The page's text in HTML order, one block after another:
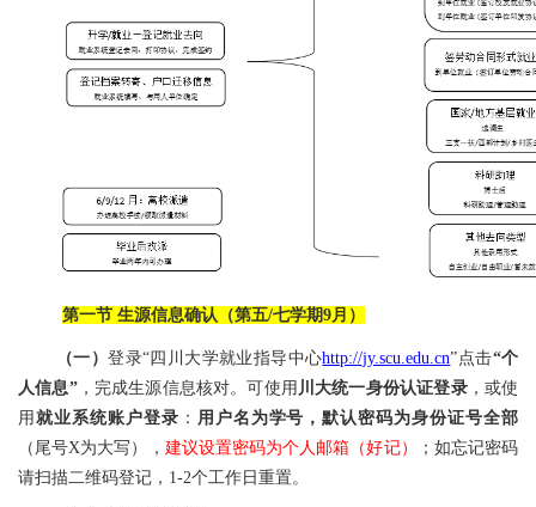
第一节 生源信息确认（第五/七学期9月）
（一）登录“四川大学就业指导中心http://jy.scu.edu.cn”点击“个
人信息”，完成生源信息核对。可使用 川大统一身份认证登录，或使
用 就业系统账户登录 ： 用户名为学号，默认密码为身份证号全部
（尾号X为大写）， 建议设置密码为个人邮箱（好记）
；如忘记密码
请扫描二维码登记，1-2个工作日重置。